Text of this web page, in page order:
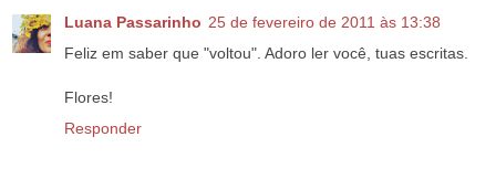
Luana Passarinho 25 de fevereiro de 2011 às 13:38
Feliz em saber que "voltou". Adoro ler você, tuas escritas.
Flores!
Responder